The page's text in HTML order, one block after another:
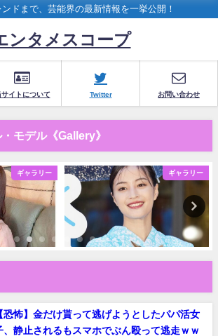
ドまで、芸能界の最新情報を一挙公開！
ンタメスコープ
サイトについて Twitter お問い合わせ
モデル《Gallery》
ギャラリー ギャラリー
恐怖】金だけ貰って逃げようとしたパパ活女
、静止されるもスマホでぶん殴って逃走ｗｗ